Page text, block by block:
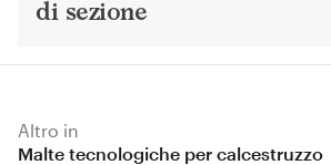
di sezione
Altro in
Malte tecnologiche per calcestruzzo